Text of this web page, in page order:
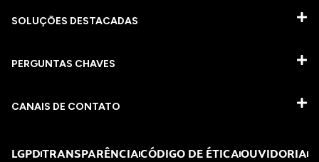
SOLUÇÕES DESTACADAS
PERGUNTAS CHAVES​
CANAIS DE CONTATO
LGPDTRANSPARÊNCIACÓDIGO DE ÉTICAOUVIDORIA